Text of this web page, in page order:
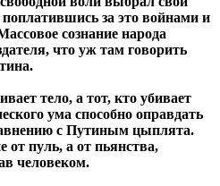
поплатившись за это войнами и
сознание народа
что уж там говорить
тело, а тот, кто убивает
ума способно оправдать
с Путиным цыплята.
пуль, а от пьянства,
человеком.